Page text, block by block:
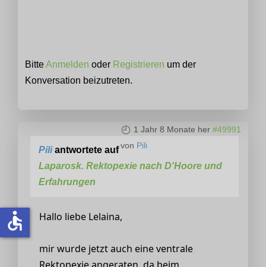
BitteAnmelden oder Registrieren um der
Konversation beizutreten.
1 Jahr 8 Monate her #49991
von Pili
Piliantwortete auf
Laparosk. Rektopexie nach D'Hoore und
Erfahrungen
Hallo liebe Lelaina,
mir wurde jetzt auch eine ventrale
Rektopexie angeraten, da beim
accessible